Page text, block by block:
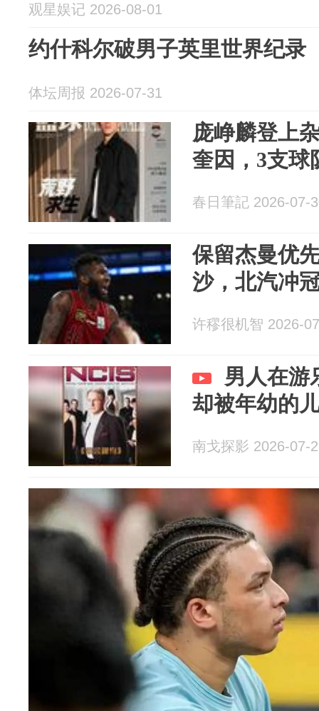
观星娱记 2026-08-01
约什科尔破男子英里世界纪录
体坛周报 2026-07-31
庞峥麟登上
奎因，3支球
春日筆記 2026-07-
保留杰曼优
沙，北汽冲
许穋很机智 2026-
男人在游
却被年幼的
南戈探影 2026-07-